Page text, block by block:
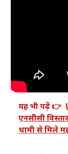
यह भी पढ़ें 👉
एनसीसी
धामी से मिले